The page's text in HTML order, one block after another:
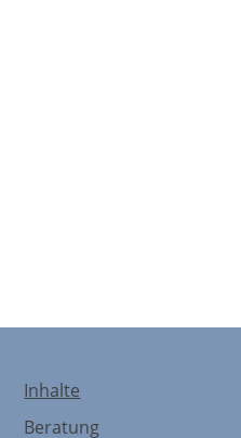
Inhalte
Beratung